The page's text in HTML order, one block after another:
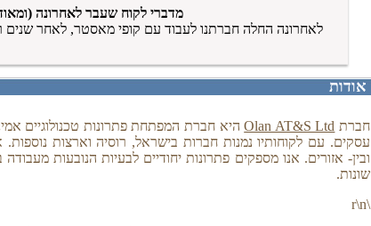
מדברי לקוח שעבר לאחרונה
לאחרונה החלה חברתנו לעבוד עם קופי מאסטר, לאחר
אודות
חברת Olan AT&S Ltdהיא חברת המפתחת פתרונות טכנולוגיים
עסקים. עם לקוחותיו נמנות חברות בישראל, רוסיה וארצות נוספות.
ובין- אזורים. אנו מספקים פתרונות יחודיים לבעיות הנובעות
שונות.
\r\n